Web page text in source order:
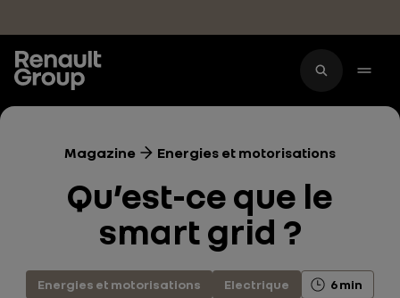
Magazine Energies et motorisations
Qu’est-ce que le
smart grid ?
Energies et motorisations Electrique 6 min